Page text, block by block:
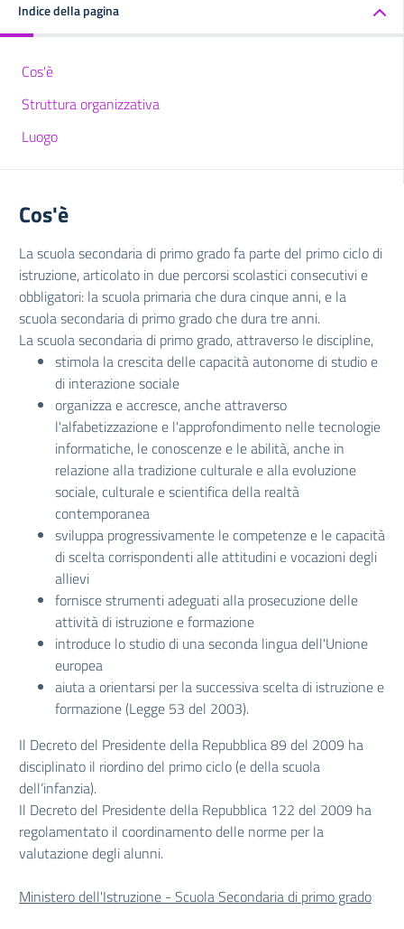
Indice della pagina
Cos'è
Struttura organizzativa
Luogo
Cos'è
La scuola secondaria di primo grado fa parte del primo ciclo di
istruzione, articolato in due percorsi scolastici consecutivi e
obbligatori: la scuola primaria che dura cinque anni, e la
scuola secondaria di primo grado che dura tre anni.
La scuola secondaria di primo grado, attraverso le discipline,
stimola la crescita delle capacità autonome di studio e
di interazione sociale
organizza e accresce, anche attraverso
l'alfabetizzazione e l'approfondimento nelle tecnologie
informatiche, le conoscenze e le abilità, anche in
relazione alla tradizione culturale e alla evoluzione
sociale, culturale e scientifica della realtà
contemporanea
sviluppa progressivamente le competenze e le capacità
di scelta corrispondenti alle attitudini e vocazioni degli
allievi
fornisce strumenti adeguati alla prosecuzione delle
attività di istruzione e formazione
introduce lo studio di una seconda lingua dell'Unione
europea
aiuta a orientarsi per la successiva scelta di istruzione e
formazione (Legge 53 del 2003).
Il Decreto del Presidente della Repubblica 89 del 2009 ha
disciplinato il riordino del primo ciclo (e della scuola
dell’infanzia).
Il Decreto del Presidente della Repubblica 122 del 2009 ha
regolamentato il coordinamento delle norme per la
valutazione degli alunni.
Ministero dell'Istruzione - Scuola Secondaria di primo grado